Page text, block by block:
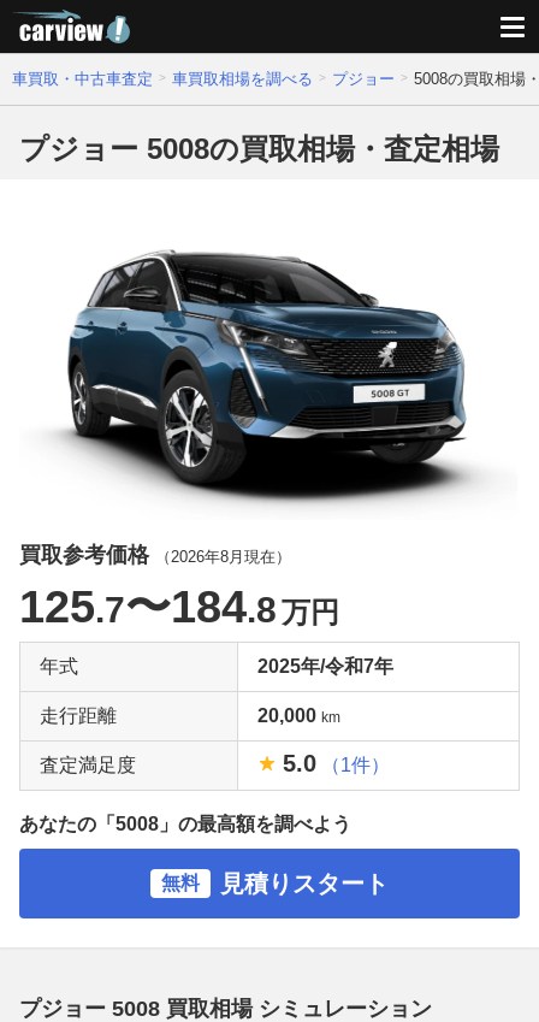
車買取・中古車査定 車買取相場を調べる プジョー 5008の買取相場
プジョー 5008の買取相場・査定相場
買取参考価格 （ 2026年8月 現在）
125.7〜184.8万円
年式 2025年/令和7年
走行距離 20,000 km
査定満足度 5.0 （1件）
あなたの「5008」の最高額を調べよう
無料 見積りスタート
プジョー 5008 買取相場 シミュレーション